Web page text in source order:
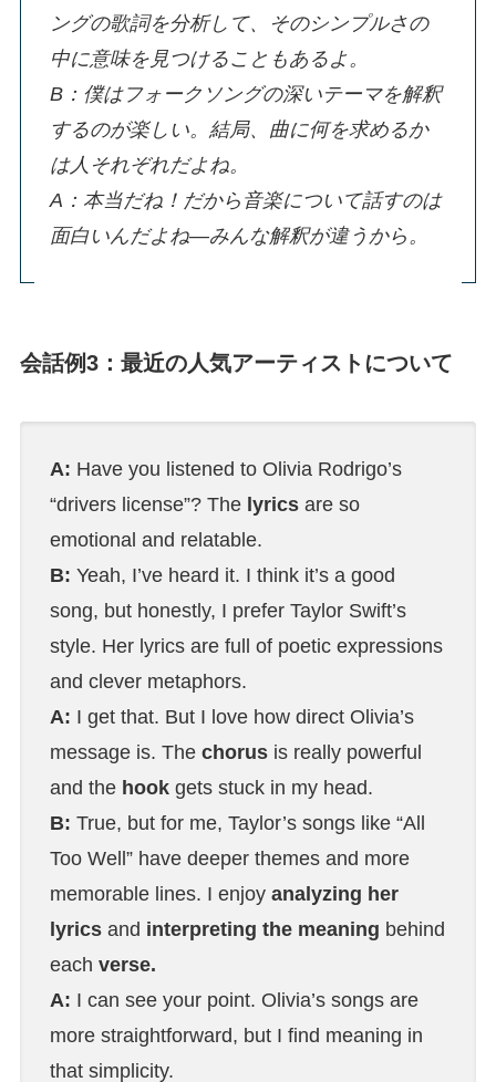
ングの歌詞を分析して、そのシンプルさの
中に意味を見つけることもあるよ。
B：僕はフォークソングの深いテーマを解釈
するのが楽しい。結局、曲に何を求めるか
は人それぞれだよね。
A：本当だね！だから音楽について話すのは
面白いんだよね―みんな解釈が違うから。
会話例3：最近の人気アーティストについて
A: Have you listened to Olivia Rodrigo’s
“drivers license”? The lyricsare so
emotional and relatable.
B: Yeah, I’ve heard it. I think it’s a good
song, but honestly, I prefer Taylor Swift’s
style. Her lyrics are full of poetic expressions
and clever metaphors.
A: I get that. But I love how direct Olivia’s
message is. The chorusis really powerful
and the hookgets stuck in my head.
B: True, but for me, Taylor’s songs like “All
Too Well” have deeper themes and more
memorable lines. I enjoy analyzing her
lyrics and interpreting the meaning behind
each verse.
A: I can see your point. Olivia’s songs are
more straightforward, but I find meaning in
that simplicity.